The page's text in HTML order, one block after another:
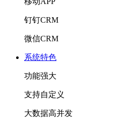
钉钉CRM
微信CRM
系统特色
功能强大
支持自定义
大数据高并发